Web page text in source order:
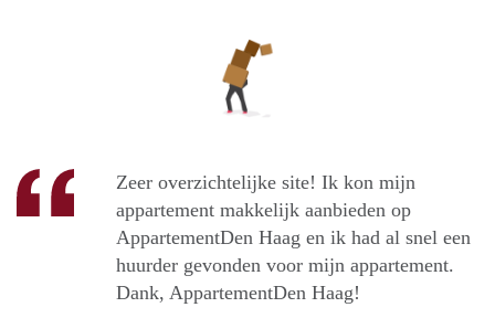
Zeer overzichtelijke site! Ik kon mijn
appartement makkelijk aanbieden op
AppartementDen Haag en ik had al snel een
huurder gevonden voor mijn appartement.
Dank, AppartementDen Haag!